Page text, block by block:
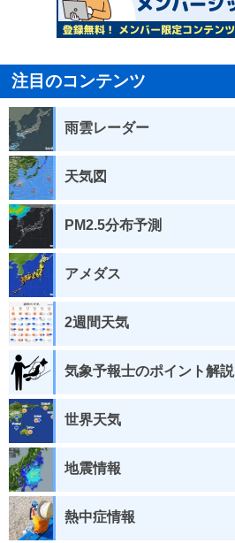
注目のコンテンツ
雨雲レーダー
天気図
PM2.5分布予測
アメダス
2週間天気
気象予報士のポイント解説
世界天気
地震情報
熱中症情報